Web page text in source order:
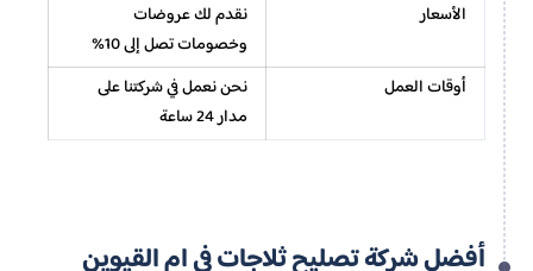
الأسعار
نقدم لك عروضات
وخصومات تصل إلى 10%
أوقات العمل
نحن نعمل في شركتنا على
مدار 24 ساعة
أفضل شركة تصليح ثلاجات في ام القيوين